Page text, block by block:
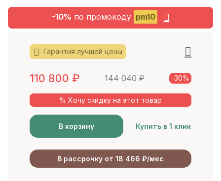
-10% по промокоду pm10
Гарантия лучшей цены
110 800 ₽ 144 040₽ -30%
% Хочу скидку на этот товар
В корзину Купить в 1 клик
В рассрочку от 18 466 ₽/мес